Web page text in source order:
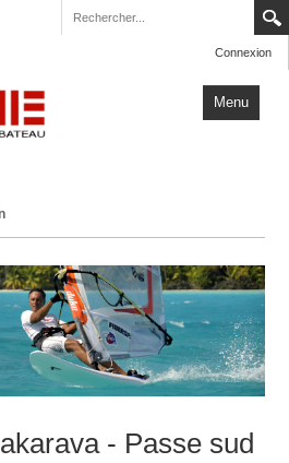
Connexion
Menu
- Passe sud